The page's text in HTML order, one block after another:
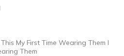
are for Wearing
My First Time Wearing Them I
Them